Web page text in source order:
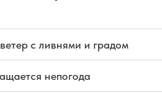
с ливнями и градом
непогода